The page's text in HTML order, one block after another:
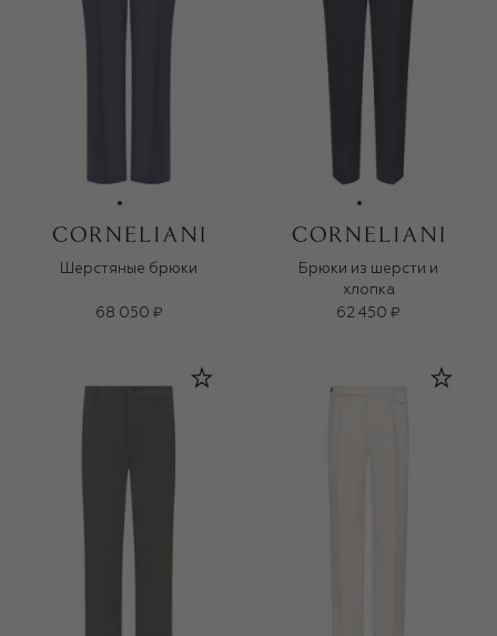
Шерстяные брюки
68 050 ₽
Брюки из шерсти и
хлопка
62 450 ₽